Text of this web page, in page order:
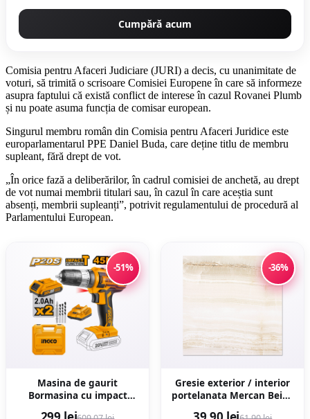
Cumpără acum
Comisia pentru Afaceri Judiciare (JURI) a decis, cu unanimitate de
voturi, să trimită o scrisoare Comisiei Europene în care să informeze
asupra faptului că există conflict de interese în cazul Rovanei Plumb
și nu poate asuma funcția de comisar european.
Singurul membru român din Comisia pentru Afaceri Juridice este
europarlamentarul PPE Daniel Buda, care deține titlu de membru
supleant, fără drept de vot.
„În orice fază a deliberărilor, în cadrul comisiei de anchetă, au drept
de vot numai membrii titulari sau, în cazul în care aceștia sunt
absenți, membrii supleanți”, potrivit regulamentului de procedură al
Parlamentului European.
-51%
Masina de gaurit
Bormasina cu impact
-36%
Gresie exterior / interior
portelanata Mercan Beige